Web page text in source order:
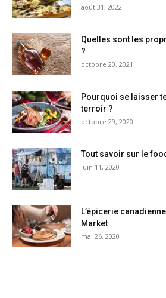
août 31, 2022
Quelles sont les
?
octobre 20, 2021
Pourquoi se laisser
terroir ?
octobre 29, 2020
Tout savoir sur le
juin 11, 2020
L’épicerie
Market
mai 26, 2020